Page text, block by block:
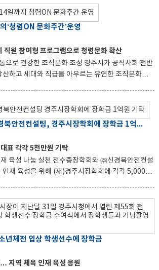
사업비는 19억 원으로 경주시와
만 원을 부담한다. 드론과 무인헬기 등 무인방제장
중적으로 방제함으로써 작업 효율과 방제 효과를
기 1대 등 총 144대의 장비를 투입해 벼 재배지
. 시는 올해 1‧2차 공동방제에 총
해충 피해를 선제적으로
‘청렴ON 문화주간’운영
직원 참여형 프로그램으로 청렴문화 확산
조직문화 조성 경주시가 공직사회 전반
산하고 세대와 직급을 아우르는 유연한 조직문화를
치를 쉽고 즐겁게 체험하고, 자유롭게 소통할 수 있도
. 문화주간 동안에는 출근 시간대
운영한다. 이와 함께 직원들의 참신하
에 대한 의견을 자
전수종장학회·㈜신경북안전컨설팅, 경주시장학회에 장학금 1억원 기탁
표 각각 5천만원 기탁
종장학회와 ㈜신경북안전컨설
인재 육성을 위해 (재)경주시장학회에 각각 5,000만
생은 생전 토지보상금 일부
으로 기탁했다. 전수종장학회는 이를 바
년까지 13차례에 걸쳐 160명의 학생에게 총
경북안전컨설팅은 경주시 현곡
도 전문기업이다. 전정숭 대표는 “부친께
학생
년체전 입상 학생선수에 장학금
지역 체육 인재 육성 응원